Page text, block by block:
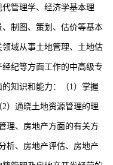
管理学、经济学基本理
制图、策划、估价等基本
域从事土地管理、土地估
纪等方面工作的中高级专
知识和能力：（1）掌握
）通晓土地资源管理的理
理、房地产方面的有关方
析、房地产评估、房地产